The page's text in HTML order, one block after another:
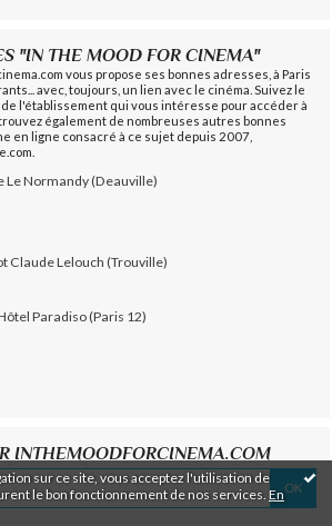
sur ce site, vous acceptez l'utilisation de
le bon fonctionnement de nos services. En
"IN THE MOOD FOR CINEMA"
vous propose ses bonnes adresses, à Paris
avec, toujours, un lien avec le cinéma. Suivez le
l'établissement qui vous intéresse pour accéder à
également de nombreuses autres bonnes
en ligne consacré à ce sujet depuis 2007,
Le Normandy (Deauville)
Claude Lelouch (Trouville)
Paradiso (Paris 12)
INTHEMOODFORCINEMA.COM